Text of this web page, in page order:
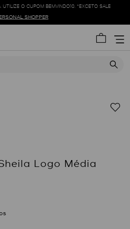
UTILIZE O CUPOM BEMVINDO10. *EXCETO SALE
SHOPPER
Logo Média